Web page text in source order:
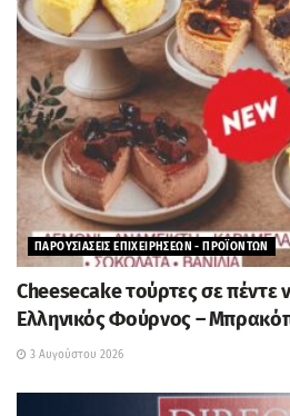
ΠΑΡΟΥΣΙΑΣΕΙΣ ΕΠΙΧΕΙΡΗΣΕΩΝ - ΠΡΟΪΟΝΤΩΝ
Cheesecake τούρτες σε πέντε
Ελληνικός Φούρνος –
3 Αυγούστου 2026